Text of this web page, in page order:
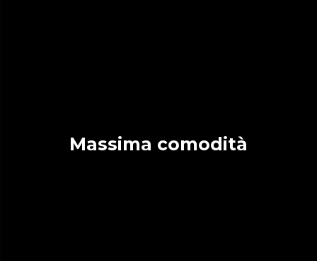
Massima comodità